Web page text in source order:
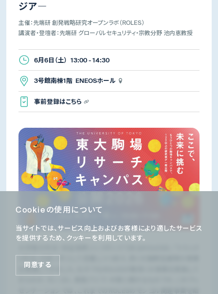
Cookieの使用について
当サイトでは、サービス向上およびお客様により適したサービス
を提供するため、クッキーを利用しています。
同意する
ジア―
主催：先端研 創発戦略研究オープンラボ（ROLES）
講演者・登壇者：先端研 グローバルセキュリティ・宗教分野 池内恵教授
6月6日（土） 13:00 - 14:30
3号館南棟1階 ENEOSホール
事前登録はこちら
II外交」の担い手として定着しつつあり、多くの国際会議等の事業
を実施してきました。なかでもROLESが数多くの事業を実施して